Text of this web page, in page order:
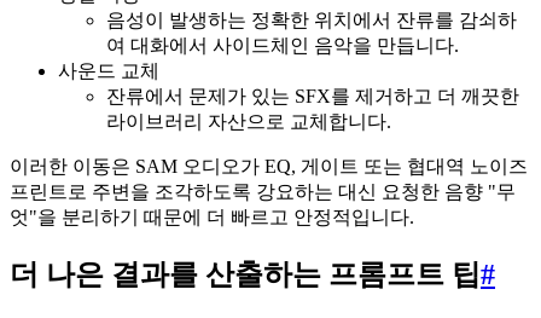
음성이 발생하는 정확한 위치에서 잔류를 감쇠하
여 대화에서 사이드체인 음악을 만듭니다.
사운드 교체
잔류에서 문제가 있는 SFX를 제거하고 더 깨끗한
라이브러리 자산으로 교체합니다.
이러한 이동은 SAM 오디오가 EQ, 게이트 또는 협대역 노이즈
프린트로 주변을 조각하도록 강요하는 대신 요청한 음향 "무
엇"을 분리하기 때문에 더 빠르고 안정적입니다.
더 나은 결과를 산출하는 프롬프트 팁#